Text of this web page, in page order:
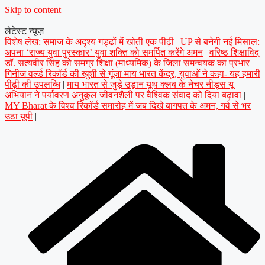
Skip to content
लेटेस्ट न्यूज़
विशेष लेख: समाज के अदृश्य गड्ढों में खोती एक पीढ़ी | UP से बनेगी नई मिसाल:
अपना ‘राज्य युवा पुरस्कार’ युवा शक्ति को समर्पित करेंगे अमन | वरिष्ठ शिक्षाविद्
डॉ. सत्यवीर सिंह को समग्र शिक्षा (माध्यमिक) के जिला समन्वयक का प्रभार |
गिनीज वर्ल्ड रिकॉर्ड की खुशी से गूंजा माय भारत केंद्र, युवाओं ने कहा- यह हमारी
पीढ़ी की उपलब्धि | माय भारत से जुड़े उड़ान यूथ क्लब के नेचर नीड्स यू
अभियान ने पर्यावरण अनुकूल जीवनशैली पर वैश्विक संवाद को दिया बढ़ावा |
MY Bharat के विश्व रिकॉर्ड समारोह में जब दिखे बागपत के अमन, गर्व से भर
उठा यूपी |